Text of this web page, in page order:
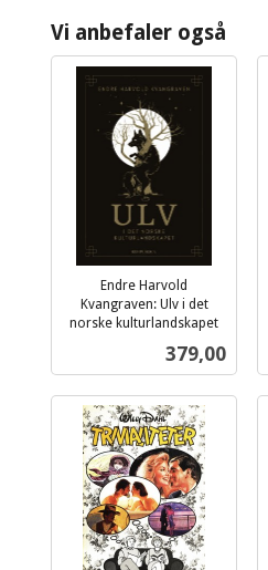
Vi anbefaler også
Endre Harvold
Kvangraven: Ulv i det
norske kulturlandskapet
Pris
379,00